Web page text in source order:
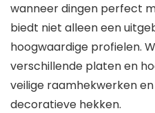
wanneer dingen perfect
biedt niet alleen een
hoogwaardige profielen.
verschillende platen en
veilige raamhekwerken
decoratieve hekken.